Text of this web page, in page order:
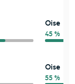
Oise
45 %
Oise
55 %